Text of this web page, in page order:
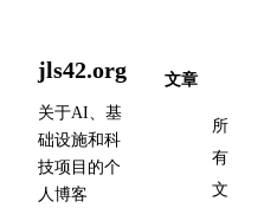
jls42.org
关于AI、基
础设施和科
技项目的个
人博客
文章
所
有
文